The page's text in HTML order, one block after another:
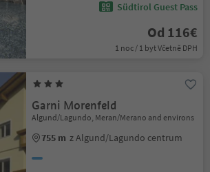
Südtirol Guest Pass
Od 116€
1 noc / 1 byt Včetně DPH
Garni Morenfeld
Algund/Lagundo, Meran/Merano and environs
755 m z Algund/Lagundo centrum